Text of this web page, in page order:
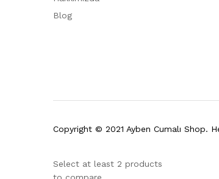
Blog
Copyright © 2021 Ayben Cumalı Shop.
Select at least 2 products